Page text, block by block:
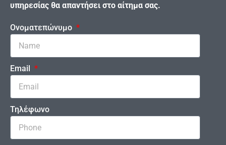
υπηρεσίας θα απαντήσει στο αίτημα σας.
Ονοματεπώνυμο
Email
Τηλέφωνο